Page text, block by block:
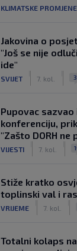
KLIMATSKE PROMJENE
Jakovina o
"Još se nije
ide"
SVIJET 7. kol. 3
Pupovac
konferenciju,
"Zašto DORH ne
VIJESTI 7. kol.
Stiže kratko
toplinski val i
VRIJEME 7. kol.
Totalni kolaps